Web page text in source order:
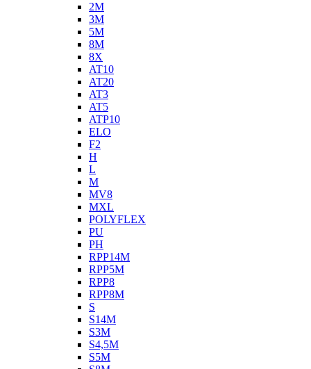
2M
3M
5M
8M
8X
AT10
AT20
AT3
AT5
ATP10
ELO
F2
H
L
M
MV8
MXL
POLYFLEX
PU
PH
RPP14M
RPP5M
RPP8
RPP8M
S
S14M
S3M
S4,5M
S5M